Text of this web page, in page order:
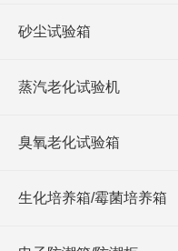
砂尘试验箱
蒸汽老化试验机
臭氧老化试验箱
生化培养箱/霉菌培养箱